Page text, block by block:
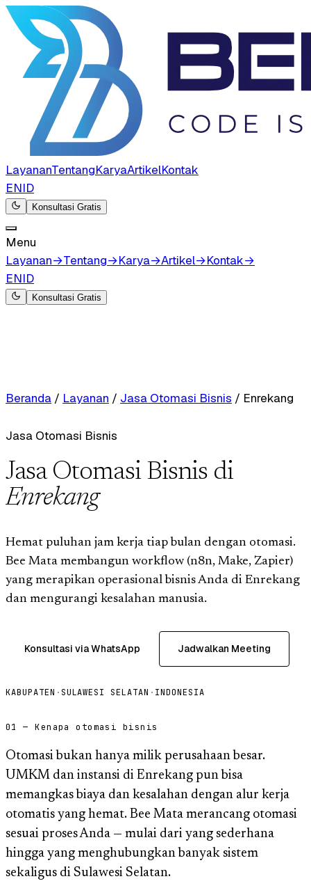
LayananTentangKaryaArtikelKontak
ENID
Konsultasi Gratis
Menu
Layanan→Tentang→Karya→Artikel→Kontak→
ENID
Konsultasi Gratis
Beranda / Layanan / Jasa Otomasi Bisnis / Enrekang
Jasa Otomasi Bisnis
Jasa Otomasi Bisnis di
Enrekang
Hemat puluhan jam kerja tiap bulan dengan otomasi.
Bee Mata membangun workflow (n8n, Make, Zapier)
yang merapikan operasional bisnis Anda di Enrekang
dan mengurangi kesalahan manusia.
Konsultasi via WhatsApp Jadwalkan Meeting
KABUPATEN · SULAWESI SELATAN · INDONESIA
01 — Kenapa otomasi bisnis
Otomasi bukan hanya milik perusahaan besar.
UMKM dan instansi di Enrekang pun bisa
memangkas biaya dan kesalahan dengan alur kerja
otomatis yang hemat. Bee Mata merancang otomasi
sesuai proses Anda — mulai dari yang sederhana
hingga yang menghubungkan banyak sistem
sekaligus di Sulawesi Selatan.